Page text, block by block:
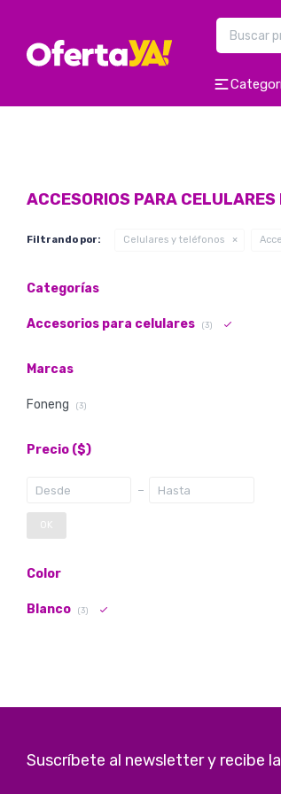
ACCESORIOS PARA
Filtrando por: Celulares y teléfonos
Categorías
Accesorios para celulares (3)
Marcas
Foneng (3)
Precio ($)
OK
Color
Blanco (3)
Suscríbete al newsletter y recibe